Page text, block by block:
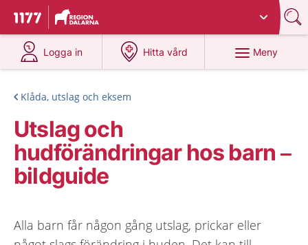
Till startsidan för 1177
Du har valt region
Logga in
på 1177.se
Hitta vård
på 1177.se
Meny
Klåda, utslag och eksem
Utslag och
hudförändringar hos barn –
bildguide
Alla barn får någon gång utslag, prickar eller